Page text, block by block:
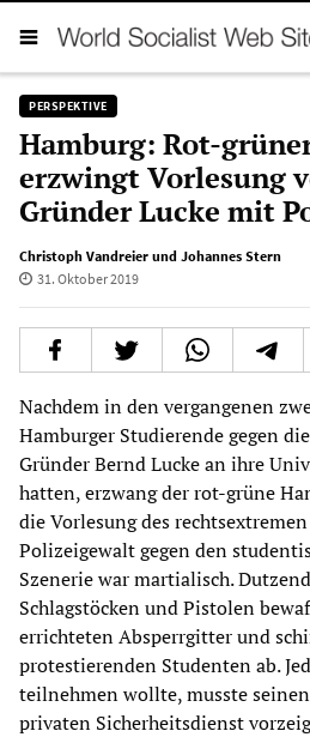
PERSPEKTIVE
Hamburg: Rot-
erzwingt Vorlesung
Gründer Lucke mit
Christoph Vandreier und Johannes Stern
31. Oktober 2019
Nachdem in den vergangenen
Hamburger Studierende gegen
Gründer Bernd Lucke an ihre
hatten, erzwang der rot-grüne
die Vorlesung des
Polizeigewalt gegen den
Szenerie war martialisch.
Schlagstöcken und Pistolen
errichteten Absperrgitter und
protestierenden Studenten ab.
teilnehmen wollte, musste
privaten Sicherheitsdienst